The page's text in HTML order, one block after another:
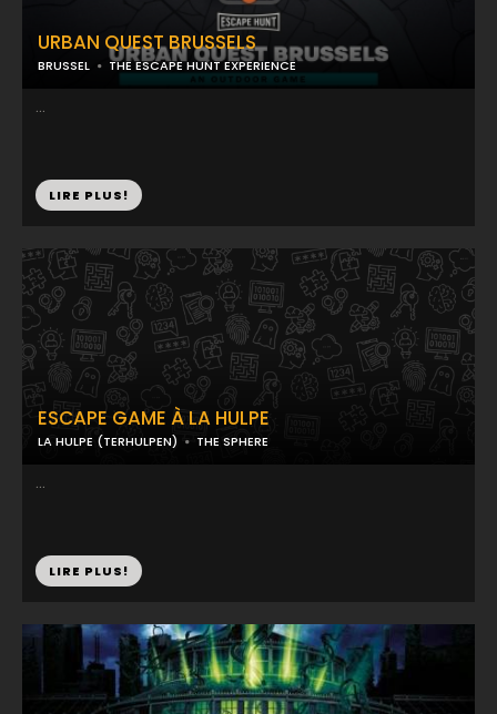
ESCAPE GAME À LA HULPE
LA HULPE (TERHULPEN) THE SPHERE
...
LIRE PLUS!
URBAN QUEST BRUSSELS
BRUSSEL THE ESCAPE HUNT EXPERIENCE
...
LIRE PLUS!